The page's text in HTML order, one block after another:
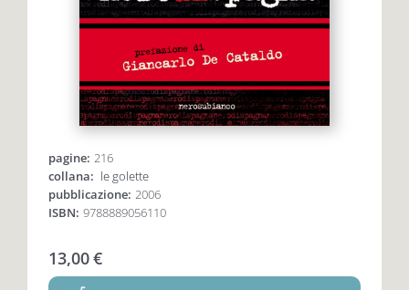
i traghetti
Premio letterario Giallovalle
il tuo carrello
Search
pagine: 216
collana: le golette
pubblicazione: 2006
ISBN: 9788889056110
13,00€